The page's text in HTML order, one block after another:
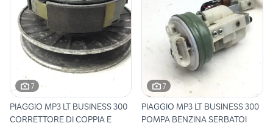
7
PIAGGIO MP3 LT BUSINESS 300
CORRETTORE DI COPPIA E
7
PIAGGIO MP3 LT BUSINESS 300
POMPA BENZINA SERBATOI